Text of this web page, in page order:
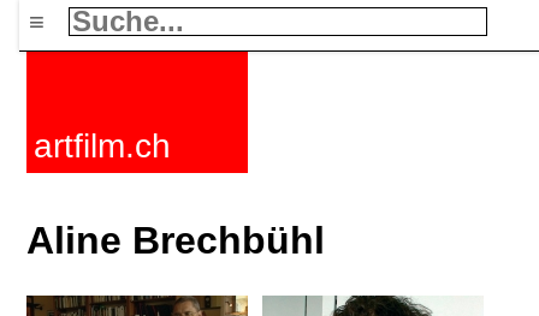
≡
artfilm.ch
Aline Brechbühl